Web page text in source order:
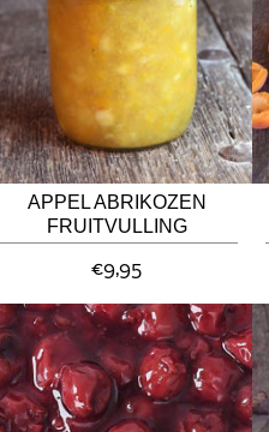
APPEL ABRIKOZEN
FRUITVULLING
€9,95